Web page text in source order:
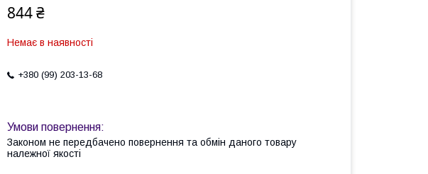
844 ₴
Немає в наявності
+380 (99) 203-13-68
Законом не передбачено повернення та обмін даного товару
належної якості